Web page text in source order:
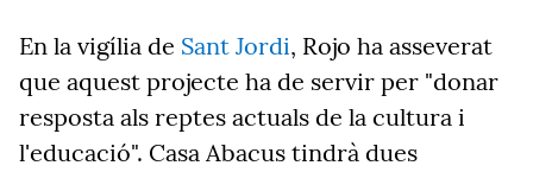
En la vigília de Sant Jordi, Rojo ha asseverat
que aquest projecte ha de servir per "donar
resposta als reptes actuals de la cultura i
l'educació". Casa Abacus tindrà dues